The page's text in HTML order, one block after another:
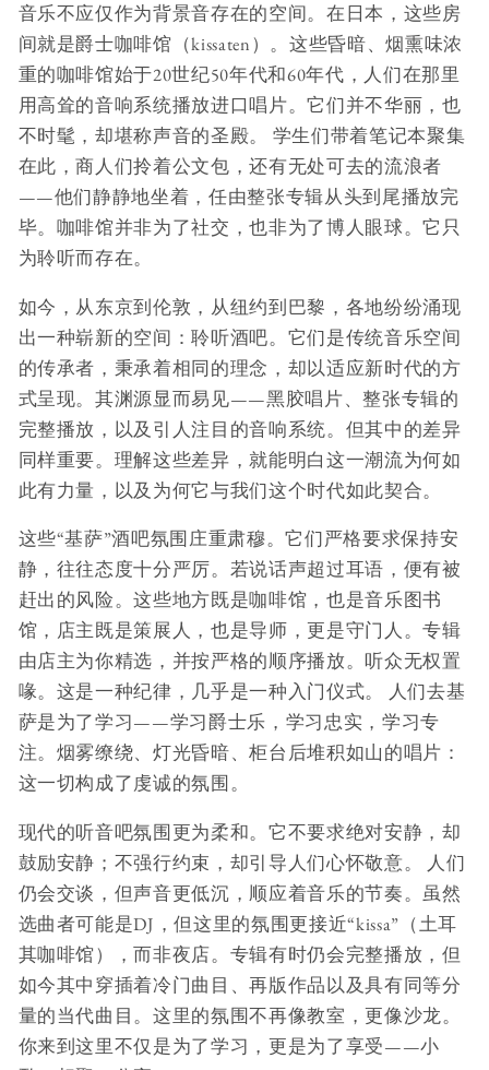
音乐不应仅作为背景音存在的空间。在日本，这些房
间就是爵士咖啡馆（kissaten）。这些昏暗、烟熏味浓
重的咖啡馆始于20世纪50年代和60年代，人们在那里
用高耸的音响系统播放进口唱片。它们并不华丽，也
不时髦，却堪称声音的圣殿。 学生们带着笔记本聚集
在此，商人们拎着公文包，还有无处可去的流浪者
——他们静静地坐着，任由整张专辑从头到尾播放完
毕。咖啡馆并非为了社交，也非为了博人眼球。它只
为聆听而存在。
如今，从东京到伦敦，从纽约到巴黎，各地纷纷涌现
出一种崭新的空间：聆听酒吧。它们是传统音乐空间
的传承者，秉承着相同的理念，却以适应新时代的方
式呈现。其渊源显而易见——黑胶唱片、整张专辑的
完整播放，以及引人注目的音响系统。但其中的差异
同样重要。理解这些差异，就能明白这一潮流为何如
此有力量，以及为何它与我们这个时代如此契合。
这些“基萨”酒吧氛围庄重肃穆。它们严格要求保持安
静，往往态度十分严厉。若说话声超过耳语，便有被
赶出的风险。这些地方既是咖啡馆，也是音乐图书
馆，店主既是策展人，也是导师，更是守门人。专辑
由店主为你精选，并按严格的顺序播放。听众无权置
喙。这是一种纪律，几乎是一种入门仪式。 人们去基
萨是为了学习——学习爵士乐，学习忠实，学习专
注。烟雾缭绕、灯光昏暗、柜台后堆积如山的唱片：
这一切构成了虔诚的氛围。
现代的听音吧氛围更为柔和。它不要求绝对安静，却
鼓励安静；不强行约束，却引导人们心怀敬意。 人们
仍会交谈，但声音更低沉，顺应着音乐的节奏。虽然
选曲者可能是DJ，但这里的氛围更接近“kissa”（土耳
其咖啡馆），而非夜店。专辑有时仍会完整播放，但
如今其中穿插着冷门曲目、再版作品以及具有同等分
量的当代曲目。这里的氛围不再像教室，更像沙龙。
你来到这里不仅是为了学习，更是为了享受——小